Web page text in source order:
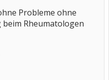
Probleme ohne
Rheumatologen